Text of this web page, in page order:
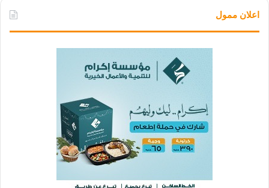
اعلان ممول